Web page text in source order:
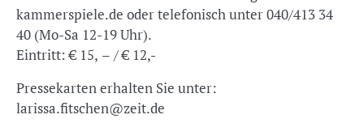
kammerspiele.de oder telefonisch unter 040/413 34
40 (Mo-Sa 12-19 Uhr).
Eintritt: € 15, – / € 12,-
Pressekarten erhalten Sie unter:
larissa.fitschen@zeit.de